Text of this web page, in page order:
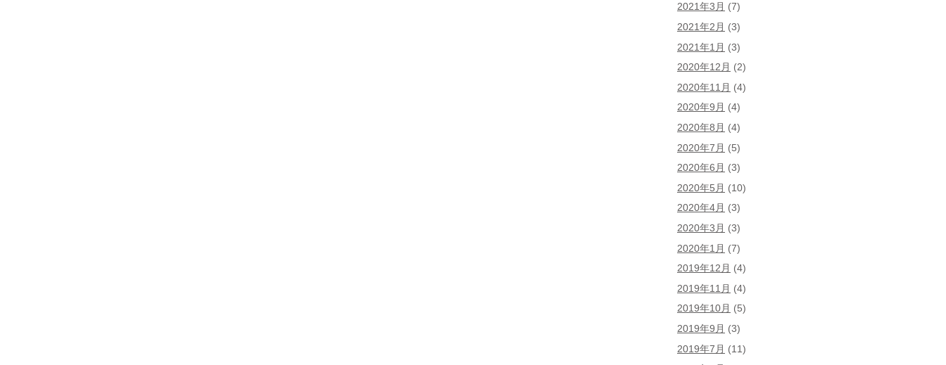
2021年3月 (7)
2021年2月 (3)
2021年1月 (3)
2020年12月 (2)
2020年11月 (4)
2020年9月 (4)
2020年8月 (4)
2020年7月 (5)
2020年6月 (3)
2020年5月 (10)
2020年4月 (3)
2020年3月 (3)
2020年1月 (7)
2019年12月 (4)
2019年11月 (4)
2019年10月 (5)
2019年9月 (3)
2019年7月 (11)